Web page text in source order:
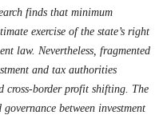
finds that minimum
exercise of the state’s right
law. Nevertheless, fragmented
and tax authorities
cross-border profit shifting. The
between investment